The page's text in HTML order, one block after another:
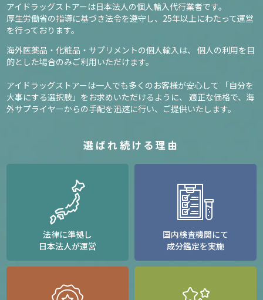
アイドラッグストアーは日本法人の個人輸入代行業者です。
厚生労働省の指導に基づき法令を遵守し、 25年以上にわたって運営
を行っております。
海外医薬品・化粧品・サプリメントの個人輸入は、 個人の利用を目
的とした場合のみご利用いただけます。
アイドラッグストアーは一人でも多くのお客様が安心して
「自分を
大事にする選択肢」をお求めいただけるように、 適正な価格で、海
外サプライヤーからの手配を迅速に行い、ご提供いたします。
選ばれ続ける理由
法律に準拠し
日本法人が運営
国内検査機関にて
成分鑑定を実施